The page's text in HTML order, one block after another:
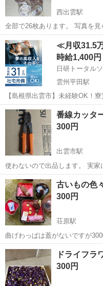
西出雲駅
全部で26枚あります。 写真を見
島根 出雲市 西出雲駅
≪月収31.5
時給1,400円
日研トータル
雲州平田駅
【島根県出雲市】未経験OK！
《お仕事No.9A1443》 お仕事について ①自動車のギア系（歯車や
軸）、エンジン部品といった小
す。②拡大鏡を用いて製品の外観
島根 出雲市 雲州平田駅
番線カッタ
300円
出雲市駅
使わないので出品します。 実家
庫、工具の整理してます。 機
島根 出雲市 出雲市駅
古いもの色
300円
荘原駅
曲げわっぱは蓋がないですが
て。 古布の飾り等も二つで3000円位でした。 [
島根 出雲市 荘原駅
ドライフラ
300円